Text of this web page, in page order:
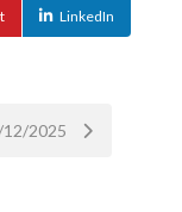
LinkedIn
2025